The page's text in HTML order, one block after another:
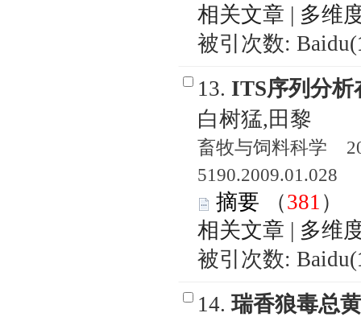
相关文章 | 多维
被引次数: Baidu(
13. ITS序列分析
白树猛,田黎
畜牧与饲料科学
5190.2009.01.028
摘要 （381
相关文章 | 多维
被引次数: Baidu(
14.瑞香狼毒总